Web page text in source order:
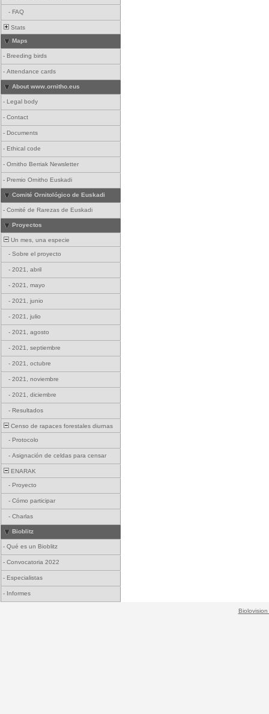
- FAQ
Stats
Maps
- Breeding birds
- Attendance cards
About www.ornitho.eus
- Legal body
- Contact
- Documents
- Ethical code
- Ornitho Berriak Newsletter
- Premio Ornitho Euskadi
Comité Ornitológico de Euskadi
- Comité de Rarezas de Euskadi
Proyectos
Un mes, una especie
- Sobre el proyecto
- 2021, abril
- 2021, mayo
- 2021, junio
- 2021, julio
- 2021, agosto
- 2021, septiembre
- 2021, octubre
- 2021, noviembre
- 2021, diciembre
- Resultados
Censo de rapaces forestales diurnas
- Protocolo
- Asignación de celdas para censar
ENARAK
- Proyecto
- Cómo participar
- Charlas
Bioblitz
- Qué es un Bioblitz
- Convocatoria 2022
- Especialistas
- Informes
Biolovision